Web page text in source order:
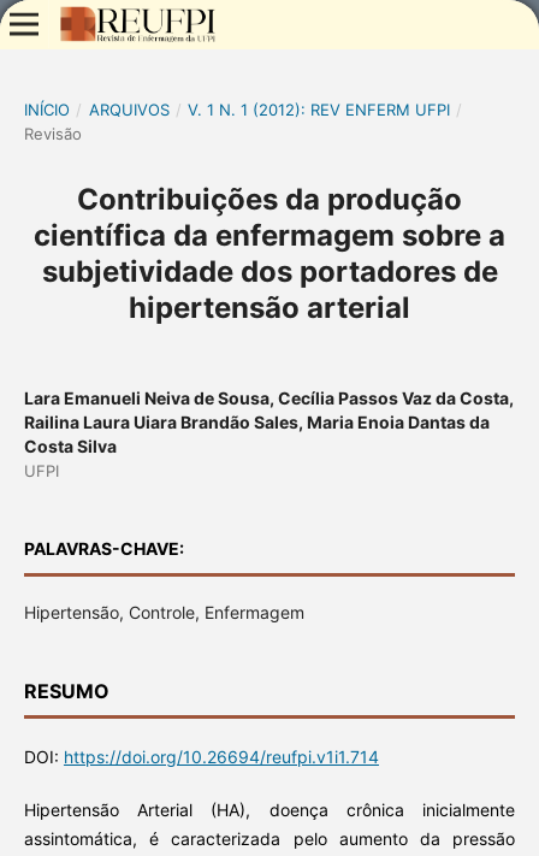
INÍCIO / ARQUIVOS / V. 1 N. 1 (2012): REV ENFERM UFPI /
Revisão
Contribuições da produção
científica da enfermagem sobre a
subjetividade dos portadores de
hipertensão arterial
Lara Emanueli Neiva de Sousa, Cecília Passos Vaz da Costa,
Railina Laura Uiara Brandão Sales, Maria Enoia Dantas da
Costa Silva
UFPI
PALAVRAS-CHAVE:
Hipertensão, Controle, Enfermagem
RESUMO
DOI: https://doi.org/10.26694/reufpi.v1i1.714
Hipertensão Arterial (HA), doença crônica inicialmente
assintomática, é caracterizada pelo aumento da pressão